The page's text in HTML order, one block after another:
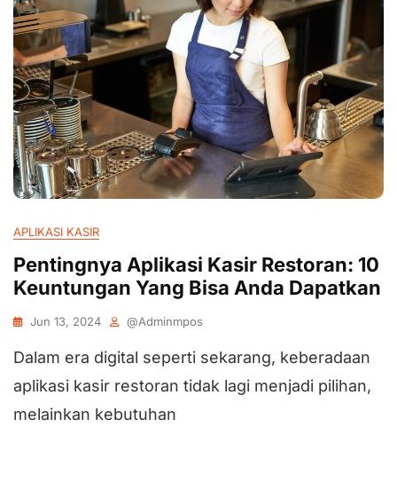
APLIKASI KASIR
Pentingnya Aplikasi Kasir Restoran: 10
Keuntungan Yang Bisa Anda Dapatkan
Jun 13, 2024 @adminmpos
Dalam era digital seperti sekarang, keberadaan
aplikasi kasir restoran tidak lagi menjadi pilihan,
melainkan kebutuhan